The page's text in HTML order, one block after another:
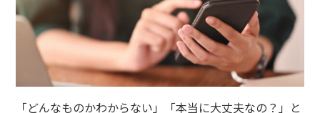
「どんなものかわからない」「本当に大丈夫なの？」と